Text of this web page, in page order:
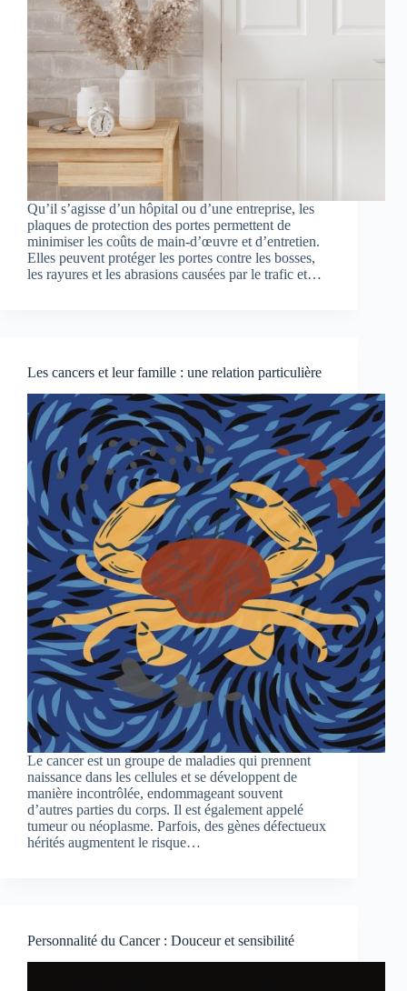
Qu’il s’agisse d’un hôpital ou d’une entreprise, les
plaques de protection des portes permettent de
minimiser les coûts de main-d’œuvre et d’entretien.
Elles peuvent protéger les portes contre les bosses,
les rayures et les abrasions causées par le trafic et…
Les cancers et leur famille : une relation particulière
Le cancer est un groupe de maladies qui prennent
naissance dans les cellules et se développent de
manière incontrôlée, endommageant souvent
d’autres parties du corps. Il est également appelé
tumeur ou néoplasme. Parfois, des gènes défectueux
hérités augmentent le risque…
Personnalité du Cancer : Douceur et sensibilité